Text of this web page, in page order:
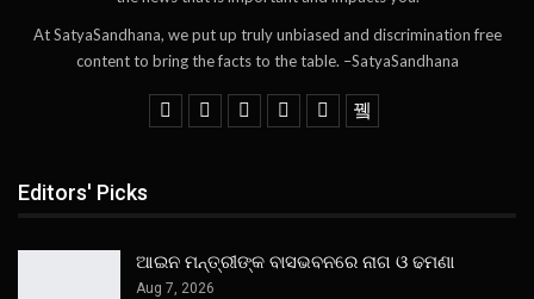
At SatyaSandhana, we put up truly unbiased and discrimination free
content to bring the facts to the table. –SatyaSandhana
Editors' Picks
ଆଇନ ମନ୍ତ୍ରୀଙ୍କ ବାସଭବନରେ ନାଗ ଓ ଢମଣା
Aug 7, 2026